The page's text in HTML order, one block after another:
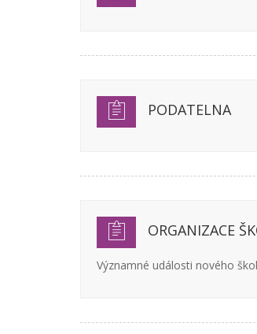
PODATELNA
ORGANIZACE
Významné události nového